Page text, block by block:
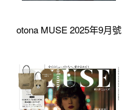
otona MUSE 2025年9月號